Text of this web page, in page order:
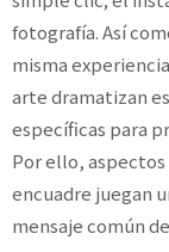
fotografía. Así
misma
arte dramatizan
específicas para
Por ello,
encuadre juegan
mensaje común